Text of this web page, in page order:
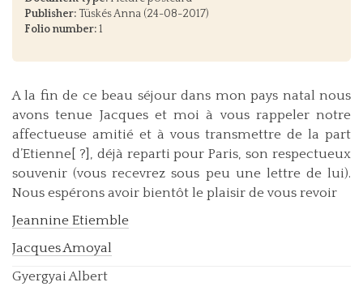
Publisher: Tüskés Anna (24-08-2017)
Folio number:1
A la fin de ce beau séjour dans mon pays natal nous
avons tenue Jacques et moi à vous rappeler notre
affectueuse amitié et à vous transmettre de la part
d’Etienne[ ?], déjà reparti pour Paris, son respectueux
souvenir (vous recevrez sous peu une lettre de lui).
Nous espérons avoir bientôt le plaisir de vous revoir
Jeannine Etiemble
Jacques Amoyal
Gyergyai Albert